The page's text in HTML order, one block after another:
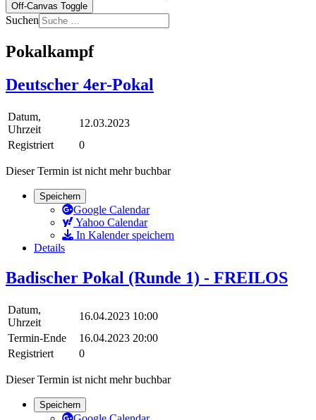
Off-Canvas Toggle
Suchen
Pokalkampf
Deutscher 4er-Pokal
Datum,
Uhrzeit
12.03.2023
Registriert
0
Dieser Termin ist nicht mehr buchbar
Speichern
Google Calendar
Yahoo Calendar
In Kalender speichern
Details
Badischer Pokal (Runde 1) - FREILOS
Datum,
Uhrzeit
16.04.2023 10:00
Termin-Ende
16.04.2023 20:00
Registriert
0
Dieser Termin ist nicht mehr buchbar
Speichern